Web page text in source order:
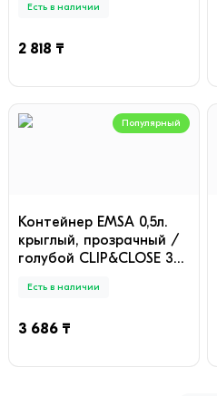
шт
Есть в наличии
2 818 ₸
Популярный
Контейнер EMSA 0,5л.
крыглый, прозрачный /
голубой CLIP&CLOSE 3D
Есть в наличии
3 686 ₸